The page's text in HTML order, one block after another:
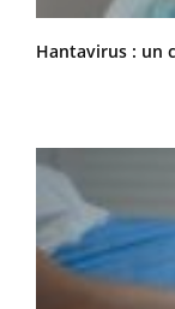
Hantavirus : un